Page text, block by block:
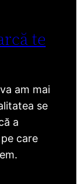
te
am mai
se
a
care